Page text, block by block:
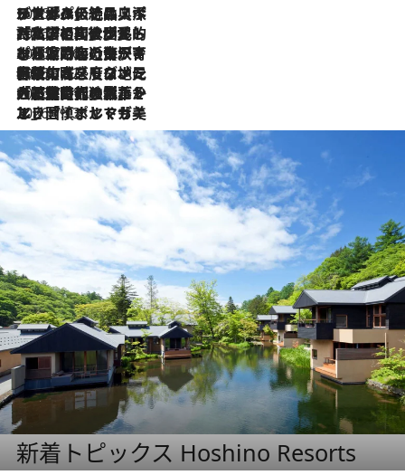
2026.8.8
リスボンの絶品スイーツ「パステル・デ・ナタ」とは？ポルトガル伝統の奥深い世界へ
2026.7.27
「私の祖国はポルトガル語です」国民的詩人フェルナンド・ペソアと、彼が愛した文学の街を歩く
2026.7.26
ポルトガル近海が育む極上の海の幸。キリリと冷えた白ワインと愉しむ、シーフード専門店の贅沢
2026.7.22
伝統の味をモダンに昇華。高感度な地元客が集う、リスボンの最旬ガストロノミー
2026.7.21
大航海時代の栄華から、震災、独裁、そして革命へ。ポルトガル・首都リスボンの石畳に刻まれた「歴史の光と影」
2026.7.13
エッセイ・ヤマザキマリ「慎ましくも美しき国 ポルトガル」
新着トピックス Hoshino Resorts